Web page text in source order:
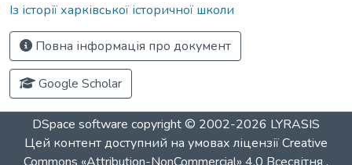
Із історії харківської історичної школи
Повна інформація про документ
Google Scholar
DSpace software copyright © 2002-2026 LYRASIS
Цей контент доступний на умовах ліцензіїCreative